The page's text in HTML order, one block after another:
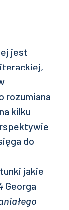
jest
rozumiana
kilku
do
jakie
Georga